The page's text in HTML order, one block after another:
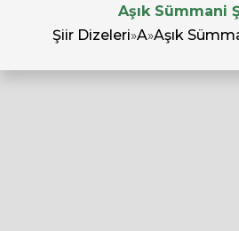
Aşık Sümmani
Şiir Dizeleri»A»Aşık